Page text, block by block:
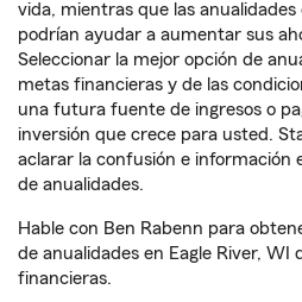
vida, mientras que las
podrían ayudar a aumentar sus
Seleccionar la mejor opción de
metas financieras y de las
una futura fuente de ingresos o
inversión que crece para usted.
aclarar la confusión e información
de anualidades.
Hable con Ben Rabenn para
de anualidades en Eagle River, WI
financieras.